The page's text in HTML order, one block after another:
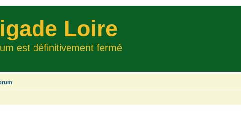
Loire
est définitivement fermé